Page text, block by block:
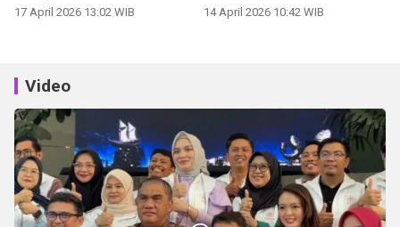
17 April 2026 13:02 WIB 14 April 2026 10:42 WIB
Video